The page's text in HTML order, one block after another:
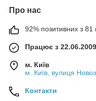
Про нас
92% позитивних з 81
Працює з 22.06.2009
м. Київ
м. Київ, вулиця
Контакти